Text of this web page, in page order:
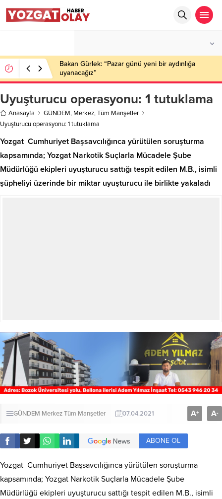
Bakan Gürlek: “Pazar günü yeni bir aydınlığa
uyanacağız”
Uyuşturucu operasyonu: 1 tutuklama
Anasayfa GÜNDEM, Merkez,Tüm Manşetler
Uyuşturucu operasyonu: 1 tutuklama
Yozgat Cumhuriyet Başsavcılığınca yürütülen soruşturma
kapsamında; Yozgat Narkotik Suçlarla Mücadele Şube
Müdürlüğü ekipleri uyuşturucu sattığı tespit edilen M.B., isimli
şüpheliyi üzerinde bir miktar uyuşturucu ile birlikte yakaladı
GÜNDEM MerkezTüm Manşetler 07.04.2021 A+ A-
ABONE OL
Yozgat Cumhuriyet Başsavcılığınca yürütülen soruşturma
kapsamında; Yozgat Narkotik Suçlarla Mücadele Şube
Müdürlüğü ekipleri uyuşturucu sattığı tespit edilen M.B., isimli